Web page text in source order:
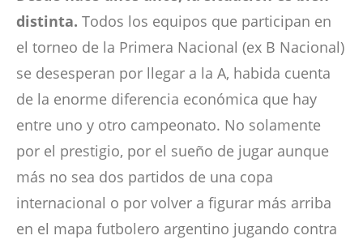
distinta. Todos los equipos que participan en
el torneo de la Primera Nacional (ex B Nacional)
se desesperan por llegar a la A, habida cuenta
de la enorme diferencia económica que hay
entre uno y otro campeonato. No solamente
por el prestigio, por el sueño de jugar aunque
más no sea dos partidos de una copa
internacional o por volver a figurar más arriba
en el mapa futbolero argentino jugando contra